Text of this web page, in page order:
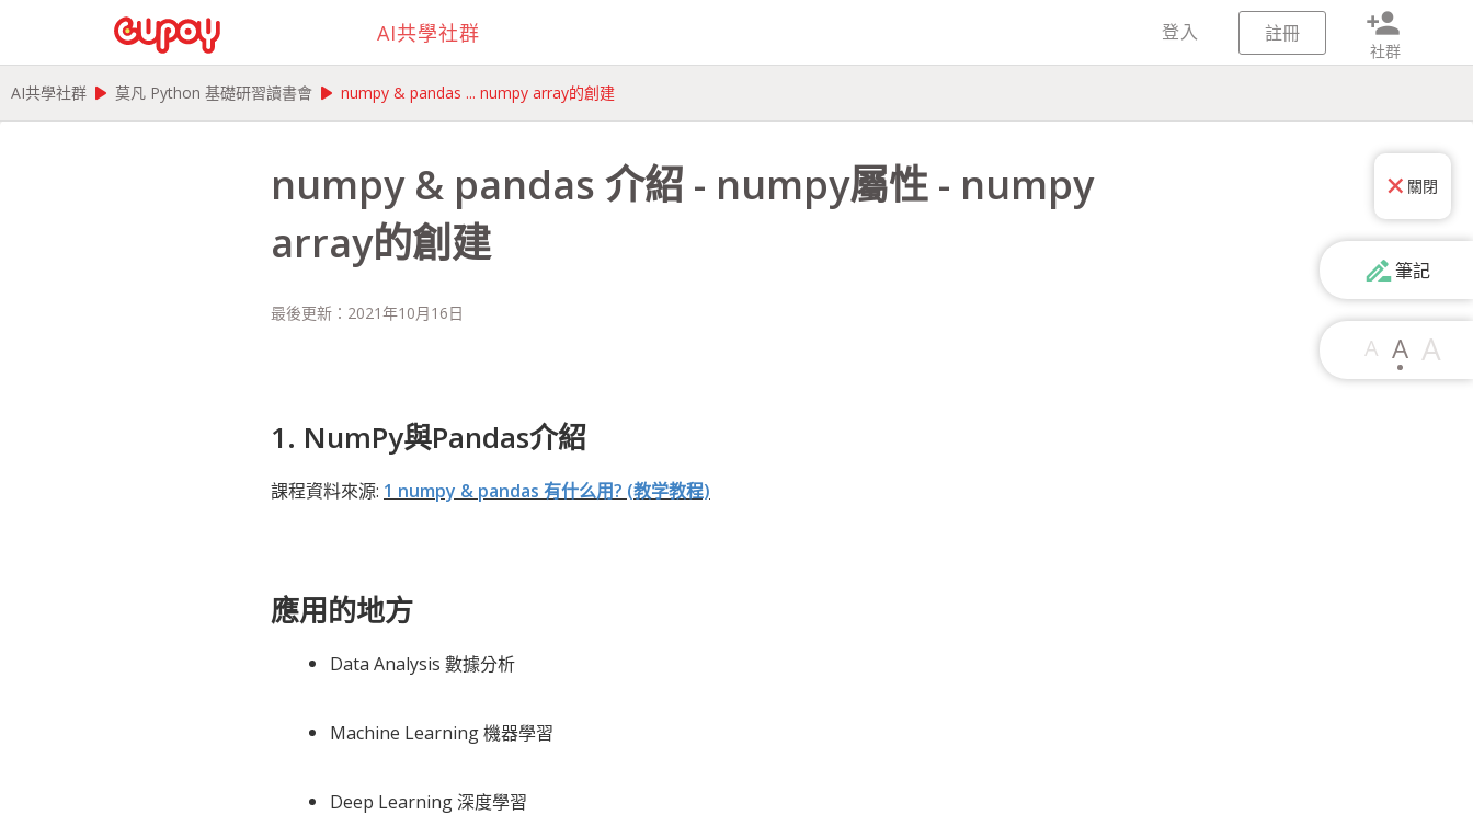
AI共學社群 登入 註冊 person_add
社群
AI共學社群 play_arrow 莫凡 Python 基礎研習讀書會 play_arrow numpy & pandas ... numpy array的創建
numpy & pandas 介紹 - numpy屬性 - numpy
array的創建
最後更新： 2021年10月16日
1. NumPy與Pandas介紹
課程資料來源: 1 numpy & pandas 有什么用? (教学教程)
應用的地方
Data Analysis 數據分析
Machine Learning 機器學習
Deep Learning 深度學習
關閉
drive_file_rename_outline筆記
A A A